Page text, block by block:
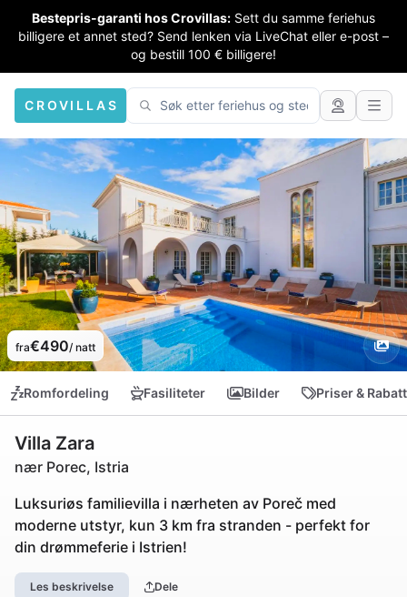
Bestepris-garanti hos Crovillas: Sett du samme feriehus
billigere et annet sted? Send lenken via LiveChat eller e-post –
og bestill 100 € billigere!
CROVILLAS
fra€490/ natt
Romfordeling Fasiliteter Bilder Priser &
Villa Zara
nær Porec, Istria
Luksuriøs familievilla i nærheten av Poreč med
moderne utstyr, kun 3 km fra stranden - perfekt for
din drømmeferie i Istrien!
Les beskrivelse Dele